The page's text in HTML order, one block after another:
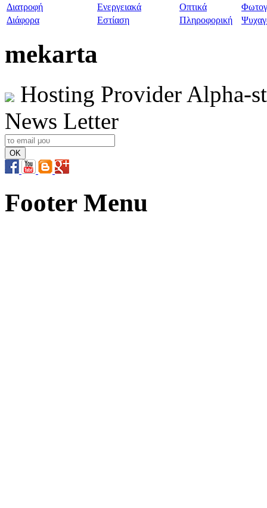
Διατροφή
Ενεργειακά Οπτικά
Διάφορα
Εστίαση Πληροφορική
mekarta
Hosting Provider Alpha-
News Letter
Footer Menu